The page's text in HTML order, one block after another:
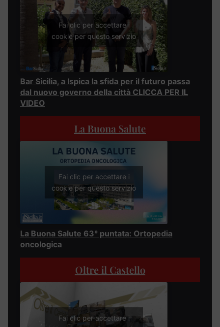
Fai clic per accettare i
cookie per questo servizio
Bar Sicilia, a Ispica la sfida per il futuro passa
dal nuovo governo della città CLICCA PER IL
VIDEO
La Buona Salute
Fai clic per accettare i
cookie per questo servizio
La Buona Salute 63° puntata: Ortopedia
oncologica
Oltre il Castello
Fai clic per accettare i